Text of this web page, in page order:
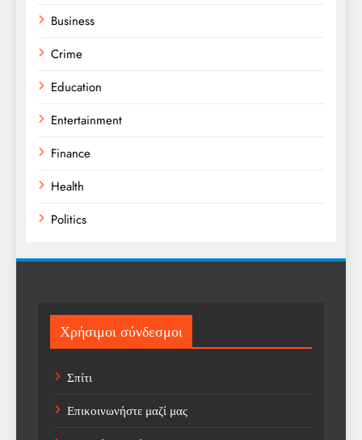
Business
Crime
Education
Entertainment
Finance
Health
Politics
Sport
Sports
Technology
Trending
Χρήσιμοι σύνδεσμοι
Σπίτι
Επικοινωνήστε μαζί μας